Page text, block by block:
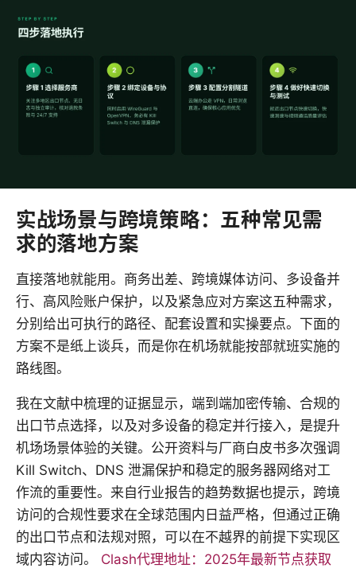
实战场景与跨境策略：五种常见需
求的落地方案
直接落地就能用。商务出差、跨境媒体访问、多设备并
行、高风险账户保护，以及紧急应对方案这五种需求，
分别给出可执行的路径、配套设置和实操要点。下面的
方案不是纸上谈兵，而是你在机场就能按部就班实施的
路线图。
我在文献中梳理的证据显示，端到端加密传输、合规的
出口节点选择，以及对多设备的稳定并行接入，是提升
机场场景体验的关键。公开资料与厂商白皮书多次强调
Kill Switch、DNS 泄漏保护和稳定的服务器网络对工
作流的重要性。来自行业报告的趋势数据也提示，跨境
访问的合规性要求在全球范围内日益严格，但通过正确
的出口节点和法规对照，可以在不越界的前提下实现区
域内容访问。 Clash代理地址：2025年最新节点获取